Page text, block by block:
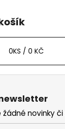
0KS / 0 KČ
novinky či